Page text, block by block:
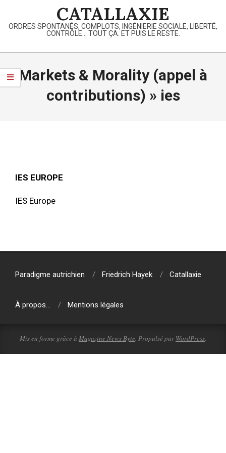
content
CATALLAXIE
ORDRES SPONTANÉS, COMPLOTS, INGÉNIERIE SOCIALE, LIBERTÉ,
CONTRÔLE… TOUT ÇA. ET PUIS LE RESTE.
Primary
Menu
Markets & Morality (appel à
contributions) » ies
IES EUROPE
IES Europe
10-
Paradigme autrichien
Friedrich Hayek Catallaxie
À propos… Mentions légales
Mis en forme grâce à Magazine News Byte. Propulsé par WordPress.